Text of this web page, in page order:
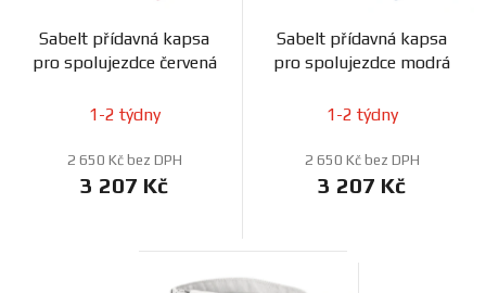
Sabelt přídavná kapsa
pro spolujezdce červená
1-2 týdny
2 650 Kč bez DPH
3 207 Kč
Sabelt přídavná kapsa
pro spolujezdce modrá
1-2 týdny
2 650 Kč bez DPH
3 207 Kč